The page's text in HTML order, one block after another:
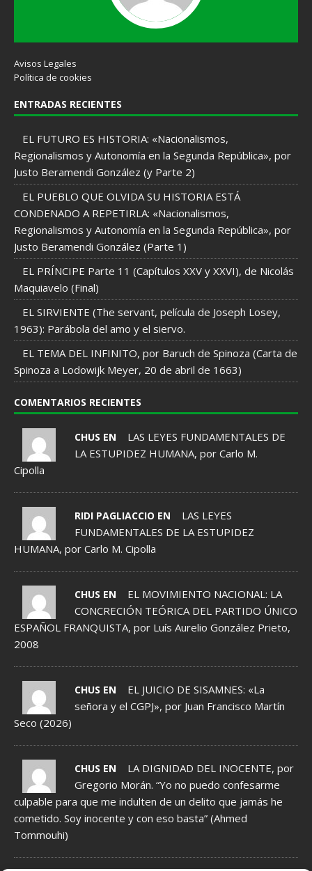
Avisos Legales
Política de cookies
ENTRADAS RECIENTES
EL FUTURO ES HISTORIA: «Nacionalismos,
Regionalismos y Autonomía en la Segunda República», por
Justo Beramendi González (y Parte 2)
EL PUEBLO QUE OLVIDA SU HISTORIA ESTÁ
CONDENADO A REPETIRLA: «Nacionalismos,
Regionalismos y Autonomía en la Segunda República», por
Justo Beramendi González (Parte 1)
EL PRÍNCIPE Parte 11 (Capítulos XXV y XXVI), de Nicolás
Maquiavelo (Final)
EL SIRVIENTE (The servant, película de Joseph Losey,
1963): Parábola del amo y el siervo.
EL TEMA DEL INFINITO, por Baruch de Spinoza (Carta de
Spinoza a Lodowijk Meyer, 20 de abril de 1663)
COMENTARIOS RECIENTES
CHUS EN
LAS LEYES FUNDAMENTALES DE
LA ESTUPIDEZ HUMANA, por Carlo M.
Cipolla
RIDI PAGLIACCIO EN
LAS LEYES
FUNDAMENTALES DE LA ESTUPIDEZ
HUMANA, por Carlo M. Cipolla
CHUS EN
EL MOVIMIENTO NACIONAL: LA
CONCRECIÓN TEÓRICA DEL PARTIDO ÚNICO
ESPAÑOL FRANQUISTA, por Luís Aurelio González Prieto,
2008
CHUS EN
EL JUICIO DE SISAMNES: «La
señora y el CGPJ», por Juan Francisco Martín
Seco (2026)
CHUS EN
LA DIGNIDAD DEL INOCENTE, por
Gregorio Morán. “Yo no puedo confesarme
culpable para que me indulten de un delito que jamás he
cometido. Soy inocente y con eso basta” (Ahmed
Tommouhi)